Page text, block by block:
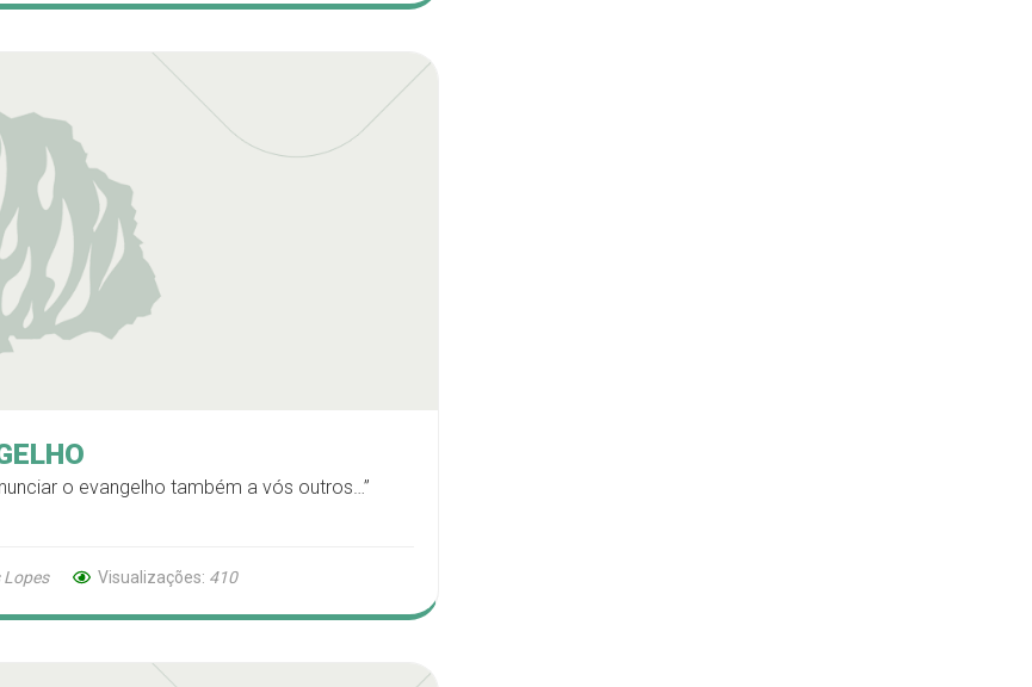
o evangelho também a vós outros…”
Lopes Visualizações: 410